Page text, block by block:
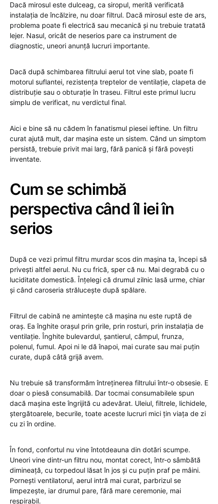
Dacă mirosul este dulceag, ca siropul, merită verificată
instalația de încălzire, nu doar filtrul. Dacă mirosul este de ars,
problema poate fi electrică sau mecanică și nu trebuie tratată
lejer. Nasul, oricât de neserios pare ca instrument de
diagnostic, uneori anunță lucruri importante.
Dacă după schimbarea filtrului aerul tot vine slab, poate fi
motorul suflantei, rezistența treptelor de ventilație, clapeta de
distribuție sau o obturație în traseu. Filtrul este primul lucru
simplu de verificat, nu verdictul final.
Aici e bine să nu cădem în fanatismul piesei ieftine. Un filtru
curat ajută mult, dar mașina este un sistem. Când un simptom
persistă, trebuie privit mai larg, fără panică și fără povești
inventate.
Cum se schimbă
perspectiva când îl iei în
serios
După ce vezi primul filtru murdar scos din mașina ta, începi să
privești altfel aerul. Nu cu frică, sper că nu. Mai degrabă cu o
luciditate domestică. Înțelegi că drumul zilnic lasă urme, chiar
și când caroseria strălucește după spălare.
Filtrul de cabină ne amintește că mașina nu este ruptă de
oraș. Ea înghite orașul prin grile, prin rosturi, prin instalația de
ventilație. Înghite bulevardul, șantierul, câmpul, frunza,
polenul, fumul. Apoi ni le dă înapoi, mai curate sau mai puțin
curate, după câtă grijă avem.
Nu trebuie să transformăm întreținerea filtrului într-o obsesie. E
doar o piesă consumabilă. Dar tocmai consumabilele spun
dacă mașina este îngrijită cu adevărat. Uleiul, filtrele, lichidele,
ștergătoarele, becurile, toate aceste lucruri mici țin viața de zi
cu zi în ordine.
În fond, confortul nu vine întotdeauna din dotări scumpe.
Uneori vine dintr-un filtru nou, montat corect, într-o sâmbătă
dimineață, cu torpedoul lăsat în jos și cu puțin praf pe mâini.
Pornești ventilatorul, aerul intră mai curat, parbrizul se
limpezește, iar drumul pare, fără mare ceremonie, mai
respirabil.